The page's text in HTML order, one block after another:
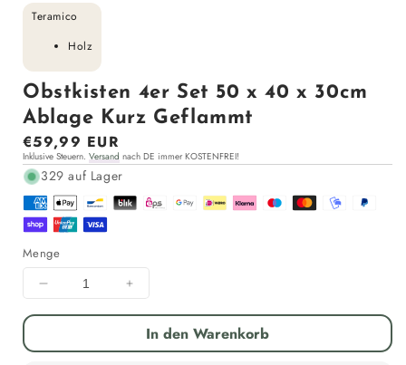
Teramico
Holz
Obstkisten 4er Set 50 x 40 x 30cm
Ablage Kurz Geflammt
Normaler
Preis
€59,99 EUR
Inklusive Steuern. Versand nach DE immer KOSTENFREI!
329 auf Lager
Menge
Menge
für
4er
Menge
für
Obstkisten
4er
In den Warenkorb